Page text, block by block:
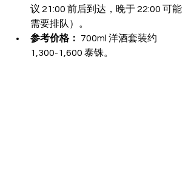
议 21:00 前后到达，晚于 22:00 可能
需要排队）。
参考价格：
700ml 洋酒套装约
1,300-1,600 泰铢。